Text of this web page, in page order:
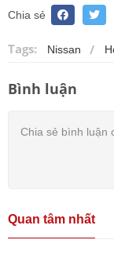
Chia sẻ
Tags: Nissan
Bình luận
Quan tâm nhất